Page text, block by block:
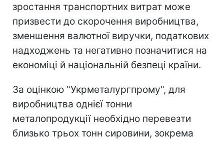
зростання транспортних витрат може
призвести до скорочення виробництва,
зменшення валютної виручки, податкових
надходжень та негативно позначитися на
економіці й національній безпеці країни.
За оцінкою "Укрметалургпрому", для
виробництва однієї тонни
металопродукції необхідно перевезти
близько трьох тонн сировини, зокрема